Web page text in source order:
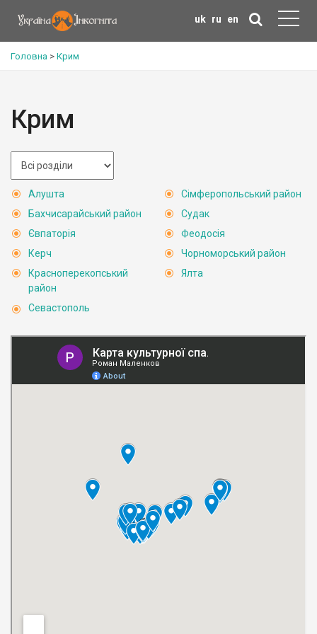
uk ru en
Головна > Крим
Крим
Алушта
Бахчисарайський район
Євпаторія
Керч
Красноперекопський
район
Севастополь
Сімферопольський район
Судак
Феодосія
Чорноморський район
Ялта